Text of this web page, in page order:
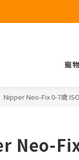
寵
Nipper Neo-Fix 0-7歲
Neo-